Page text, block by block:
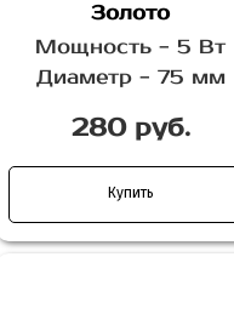
Золото
Мощность - 5 Вт
Диаметр - 75 мм
280 руб.
Купить